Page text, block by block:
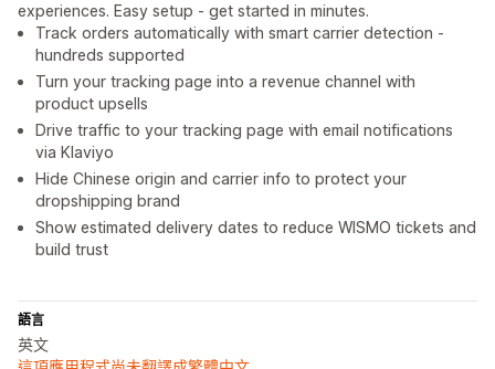
experiences. Easy setup - get started in minutes.
Track orders automatically with smart carrier detection -
hundreds supported
Turn your tracking page into a revenue channel with
product upsells
Drive traffic to your tracking page with email notifications
via Klaviyo
Hide Chinese origin and carrier info to protect your
dropshipping brand
Show estimated delivery dates to reduce WISMO tickets and
build trust
語言
英文